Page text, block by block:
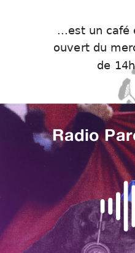
...est un café
ouvert du
de
Radio